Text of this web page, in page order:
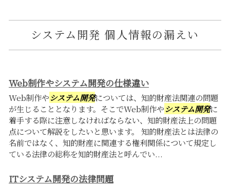
システム開発 個人情報の漏えい
Web制作やシステム開発の仕様違い
Web制作やシステム開発については、知的財産法関連の問題
が生じることとなります。そこでWeb制作やシステム開発に
着手する際に注意しなければならない、知的財産法上の問題
点について解説をしたいと思います。 知的財産法とは法律の
名前ではなく、知的財産に関連する権利関係について規定し
ている法律の総称を知的財産法と呼んでい...
ITシステム開発の法律問題